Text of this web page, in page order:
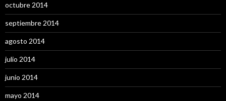
octubre 2014
septiembre 2014
agosto 2014
julio 2014
junio 2014
mayo 2014